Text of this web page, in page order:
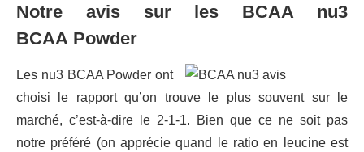
Notre avis sur les BCAA nu3
BCAA Powder
Les nu3 BCAA Powder ont
choisi le rapport qu’on trouve le plus souvent sur le
marché, c’est-à-dire le 2-1-1. Bien que ce ne soit pas
notre préféré (on apprécie quand le ratio en leucine est